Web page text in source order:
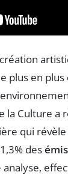
plus en plus
la Culture a
qui
des
analyse,